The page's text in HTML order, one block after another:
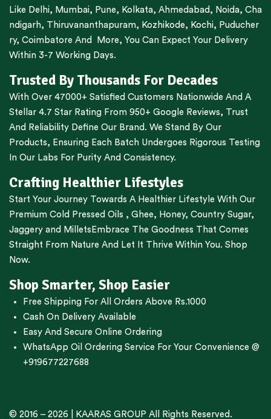
Like Delhi, Mumbai, Pune, Kolkata, Ahmedabad , Noida, Cha
ndigarh, Thiruvananthapuram, Kozhikode, Kochi, Puducher
ry, Coimbatore And More, You Can Expect Your Delivery
Within 3-7 Working Days.
Trusted By Thousands For Decades
With Over 47000+ Satisfied Customers Nationwide And A
Stellar 4.7 Star Rating From 950+ Google Reviews, Trust
And Reliability Define Our Brand. We Stand By Our
Products, Ensuring Each Batch Undergoes Rigorous Testing
In Our Labs For Purity And Consistency.
Crafting Healthier Lifestyles
Start Your Journey Towards A Healthier Lifestyle With Our
Premium Cold Pressed Oils , Ghee, Honey, Country Sugar,
Jaggery and Millets Embrace The Goodness That Comes
Straight From Nature And Let It Thrive Within You. Shop
Now.
Shop Smarter, Shop Easier
Free Shipping For All Orders Above Rs.1000
Cash On Delivery Available
Easy And Secure Online Ordering
WhatsApp Oil Ordering Service For Your Convenience @
+919677227688
© 2016 – 2026 | KAARAS GROUP All Rights Reserved.